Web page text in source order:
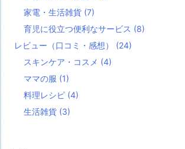
家電・生活雑貨 (7)
育児に役立つ便利なサービス (8)
レビュー（口コミ・感想） (24)
スキンケア・コスメ (4)
ママの服 (1)
料理レシピ (4)
生活雑貨 (3)